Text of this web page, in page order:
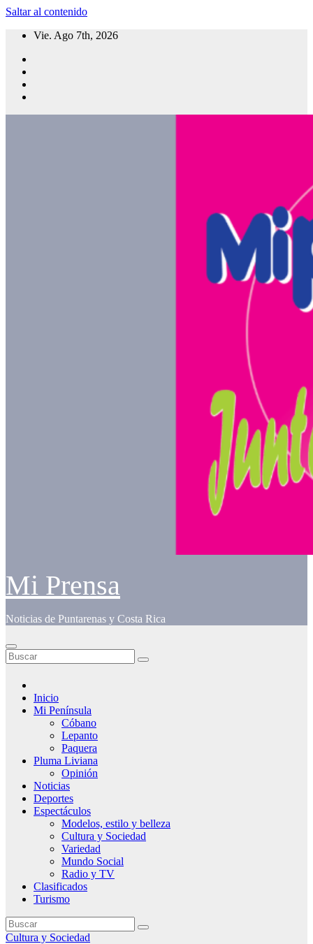
Saltar al contenido
Vie. Ago 7th, 2026
Mi Prensa
Noticias de Puntarenas y Costa Rica
Inicio
Mi Península
Cóbano
Lepanto
Paquera
Pluma Liviana
Opinión
Noticias
Deportes
Espectáculos
Modelos, estilo y belleza
Cultura y Sociedad
Variedad
Mundo Social
Radio y TV
Clasificados
Turismo
Cultura y Sociedad